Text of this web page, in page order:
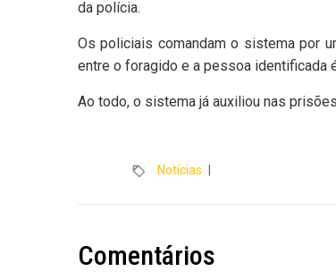
da polícia.
Os policiais comandam o sistema por
entre o foragido e a pessoa identificada
Ao todo, o sistema já auxiliou nas
Notícias
Comentários